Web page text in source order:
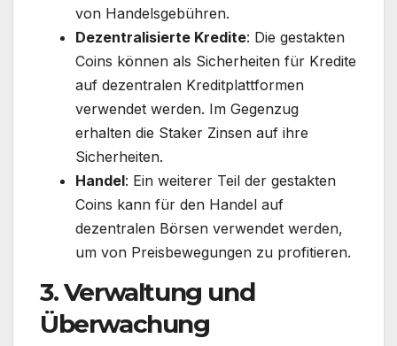
von Handelsgebühren.
Dezentralisierte Kredite: Die gestakten
Coins können als Sicherheiten für Kredite
auf dezentralen Kreditplattformen
verwendet werden. Im Gegenzug
erhalten die Staker Zinsen auf ihre
Sicherheiten.
Handel: Ein weiterer Teil der gestakten
Coins kann für den Handel auf
dezentralen Börsen verwendet werden,
um von Preisbewegungen zu profitieren.
3. Verwaltung und
Überwachung